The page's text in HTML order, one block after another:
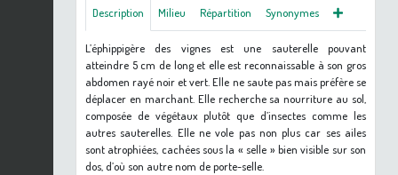
Description Milieu Répartition Synonymes
L’éphippigère des vignes est une sauterelle pouvant
atteindre 5 cm de long et elle est reconnaissable à son gros
abdomen rayé noir et vert. Elle ne saute pas mais préfère se
déplacer en marchant. Elle recherche sa nourriture au sol,
composée de végétaux plutôt que d’insectes comme les
autres sauterelles. Elle ne vole pas non plus car ses ailes
sont atrophiées, cachées sous la « selle » bien visible sur son
dos, d’où son autre nom de porte-selle.